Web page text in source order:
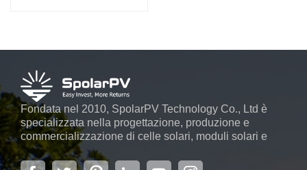
perfettamente nel tetto
un aspetto visivamente
gradevole ma anche una
significativa riduzione dei costi
energetici.
Fondata nel 2010, SpolarPV Technology Co., Ltd è
specializzata nella progettazione, produzione e
commercializzazione di celle solari, moduli solari e
sistemi di energia solare. L'azienda, situata nella
capitale della provincia di Jiangsu, Nanchino, che